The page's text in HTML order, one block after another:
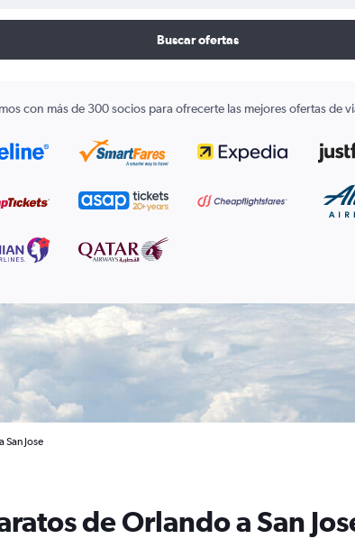
Buscar ofertas
con más de 300 socios para ofrecerte las mejores ofertas de
San Jose
de Orlando a San